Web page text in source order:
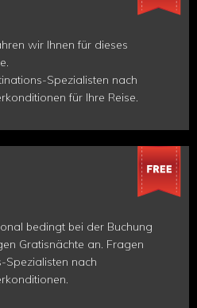
wir Ihnen für dieses
Spezialisten nach
für Ihre Reise.
bedingt bei der Buchung
Gratisnächte an. Fragen
Spezialisten nach